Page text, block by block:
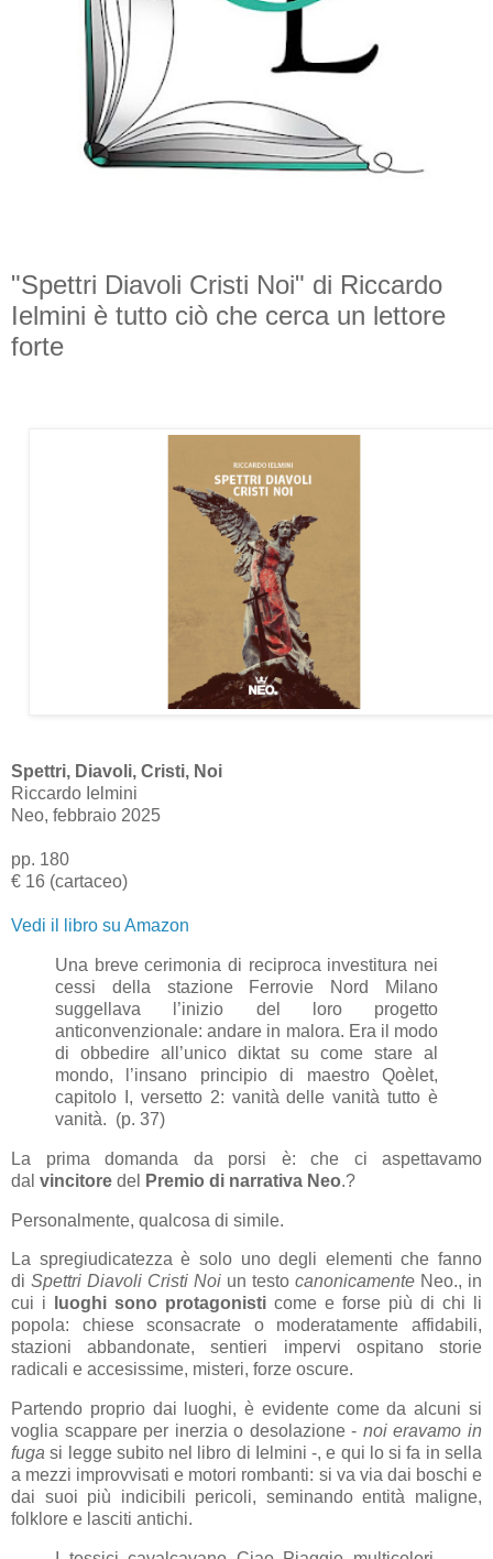
"Spettri Diavoli Cristi Noi" di Riccardo
Ielmini è tutto ciò che cerca un lettore
forte
Spettri, Diavoli, Cristi, Noi
Riccardo Ielmini
Neo, febbraio 2025
pp. 180
€ 16 (cartaceo)
Vedi il libro su Amazon
Una breve cerimonia di reciproca investitura nei
cessi della stazione Ferrovie Nord Milano
suggellava l’inizio del loro progetto
anticonvenzionale: andare in malora. Era il modo
di obbedire all’unico diktat su come stare al
mondo, l’insano principio di maestro Qoèlet,
capitolo I, versetto 2: vanità delle vanità tutto è
vanità. (p. 37)
La prima domanda da porsi è: che ci aspettavamo
dal vincitore del Premio di narrativa Neo.?
Personalmente, qualcosa di simile.
La spregiudicatezza è solo uno degli elementi che fanno
di Spettri Diavoli Cristi Noi un testo canonicamente Neo., in
cui i
luoghi sono protagonisti come e forse più di chi li
popola:
chiese sconsacrate o moderatamente affidabili,
stazioni abbandonate, sentieri impervi ospitano storie
radicali e accesissime, misteri, forze oscure.
Partendo proprio dai luoghi, è evidente come da alcuni si
voglia scappare per inerzia o desolazione - noi eravamo in
fuga si legge subito nel libro di Ielmini -, e qui lo si fa in sella
a mezzi improvvisati e motori rombanti: si va via dai boschi e
dai suoi più indicibili pericoli, seminando entità maligne,
folklore e lasciti antichi.